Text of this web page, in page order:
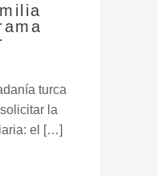
turca
la
el […]